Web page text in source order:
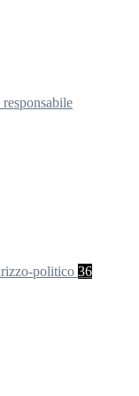
politico 36